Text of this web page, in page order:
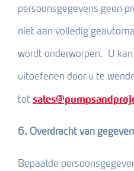
persoonsgegevens geen
niet aan volledig
wordt onderworpen. U
uitoefenen door u te
tot
6. Overdracht van
Bepaalde